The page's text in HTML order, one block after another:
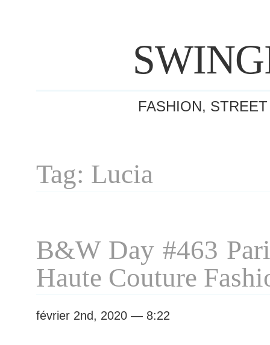
FASHION,
Tag: Lucia
B&W Day #463
Haute Couture
février 2nd, 2020 — 8:22